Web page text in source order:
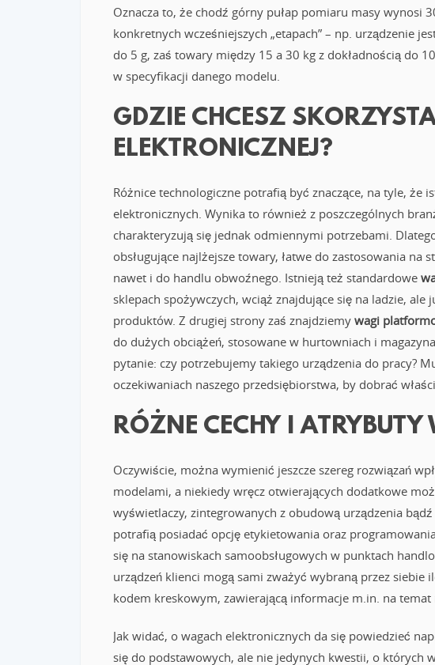
Oznacza to, że chodź górny pułap pomiaru masy wynosi
konkretnych wcześniejszych „etapach” – np. urządzenie
do 5 g, zaś towary między 15 a 30 kg z dokładnością do
w specyfikacji danego modelu.
GDZIE CHCESZ
ELEKTRONICZNEJ?
Różnice technologiczne potrafią być znaczące, na tyle,
elektronicznych. Wynika to również z poszczególnych
charakteryzują się jednak odmiennymi potrzebami.
obsługujące najlżejsze towary, łatwe do zastosowania na
nawet i do handlu obwoźnego. Istnieją też standardowe
sklepach spożywczych, wciąż znajdujące się na ladzie,
produktów. Z drugiej strony zaś znajdziemy wagi
do dużych obciążeń, stosowane w hurtowniach i
pytanie: czy potrzebujemy takiego urządzenia do pracy?
oczekiwaniach naszego przedsiębiorstwa, by dobrać
RÓŻNE CECHY I
Oczywiście, można wymienić jeszcze szereg rozwiązań
modelami, a niekiedy wręcz otwierających dodatkowe
wyświetlaczy, zintegrowanych z obudową urządzenia
potrafią posiadać opcję etykietowania oraz
się na stanowiskach samoobsługowych w punktach
urządzeń klienci mogą sami zważyć wybraną przez
kodem kreskowym, zawierającą informacje m.in. na
Jak widać, o wagach elektronicznych da się powiedzieć
się do podstawowych, ale nie jedynych kwestii, o których